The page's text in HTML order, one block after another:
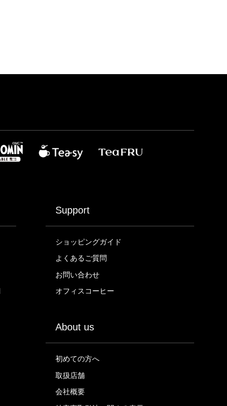
Support
ショッピングガイド
よくあるご質問
お問い合わせ
オフィスコーヒー
About us
初めての方へ
取扱店舗
会社概要